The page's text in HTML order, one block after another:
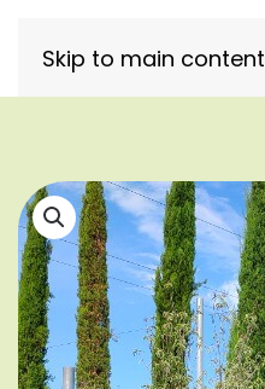
Skip to main content